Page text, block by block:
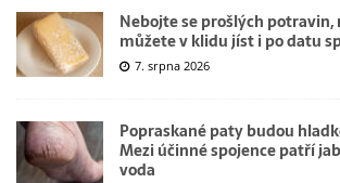
Nebojte se prošlých potravin,
můžete v klidu jíst i po datu
7. srpna 2026
Popraskané paty budou
Mezi účinné spojence patří
voda